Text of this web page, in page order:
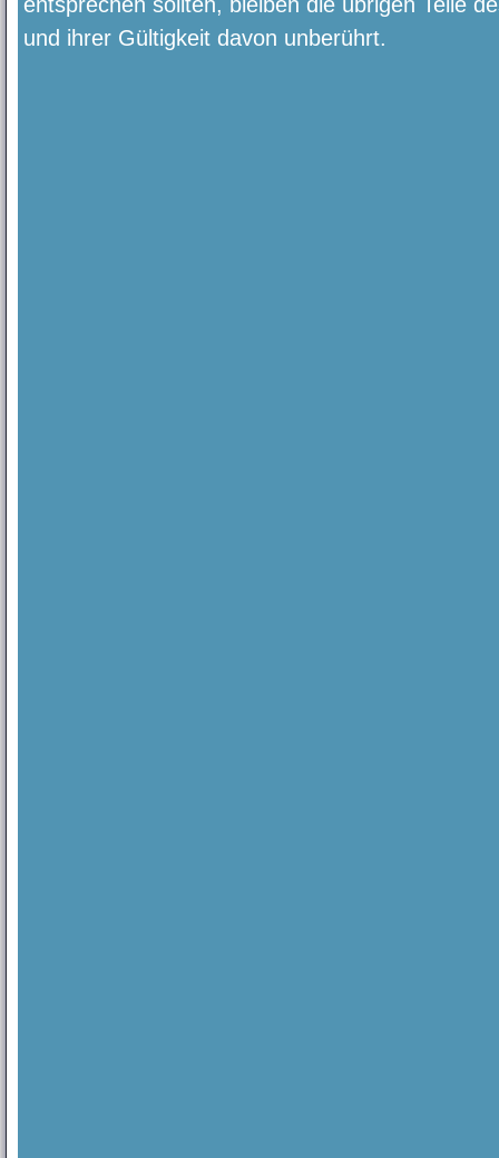
und ihrer Gültigkeit davon unberührt.